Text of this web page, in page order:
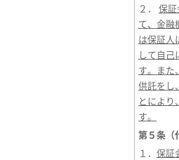
２． 保
て、金融
は保証人
して自
す。また
供託をし
とにより
す。
第５条（
１． 保証